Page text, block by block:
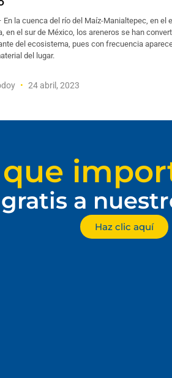
En la cuenca del río del Maíz-Manialtepec, en el
en el sur de México, los areneros se han
del ecosistema, pues con frecuencia
del lugar.
24 abril, 2023
a
Haz clic aquí